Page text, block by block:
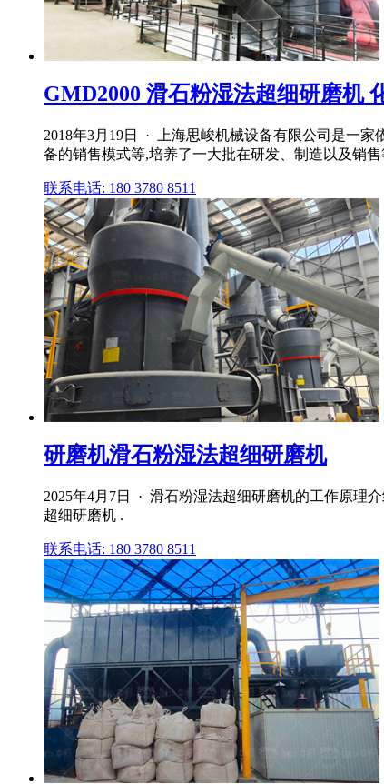
GMD2000 滑石粉湿法超细研磨机
2018年3月19日 · 上海思峻机械设备有限公司是一
备的销售模式等,培养了一大批在研发、制造以及销
联系电话: 180 3780 8511
研磨机滑石粉湿法超细研磨机
2025年4月7日 · 滑石粉湿法超细研磨机的工作原理
超细研磨机 .
联系电话: 180 3780 8511